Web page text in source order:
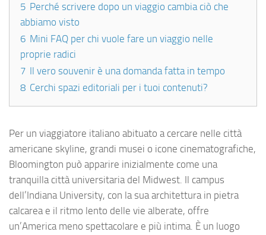
5 Perché scrivere dopo un viaggio cambia ciò che
abbiamo visto
6 Mini FAQ per chi vuole fare un viaggio nelle
proprie radici
7 Il vero souvenir è una domanda fatta in tempo
8 Cerchi spazi editoriali per i tuoi contenuti?
Per un viaggiatore italiano abituato a cercare nelle città
americane skyline, grandi musei o icone cinematografiche,
Bloomington può apparire inizialmente come una
tranquilla città universitaria del Midwest. Il campus
dell’Indiana University, con la sua architettura in pietra
calcarea e il ritmo lento delle vie alberate, offre
un’America meno spettacolare e più intima. È un luogo